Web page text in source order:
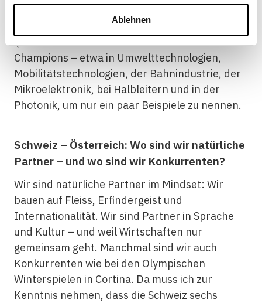
Ablehnen
Schweiz unterschätzt?
Champions – etwa in Umwelttechnologien,
Mobilitätstechnologien, der Bahnindustrie, der
Mikroelektronik, bei Halbleitern und in der
Photonik, um nur ein paar Beispiele zu nennen.
Schweiz – Österreich: Wo sind wir natürliche
Partner – und wo sind wir Konkurrenten?
Wir sind natürliche Partner im Mindset: Wir
bauen auf Fleiss, Erfindergeist und
Internationalität. Wir sind Partner in Sprache
und Kultur – und weil Wirtschaften nur
gemeinsam geht. Manchmal sind wir auch
Konkurrenten wie bei den Olympischen
Winterspielen in Cortina. Da muss ich zur
Kenntnis nehmen, dass die Schweiz sechs